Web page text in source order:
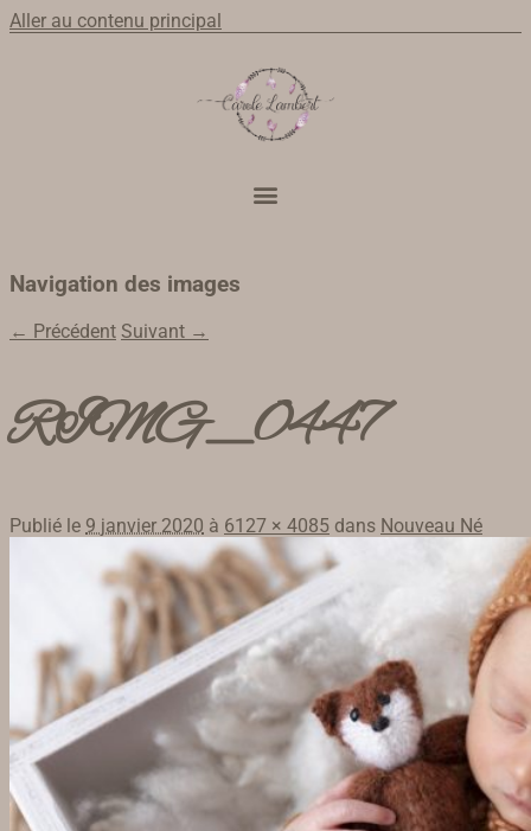
Aller au contenu principal
Navigation des images
← Précédent Suivant →
RIMG_0447
Publié le 9 janvier 2020 à 6127 × 4085 dans Nouveau Né